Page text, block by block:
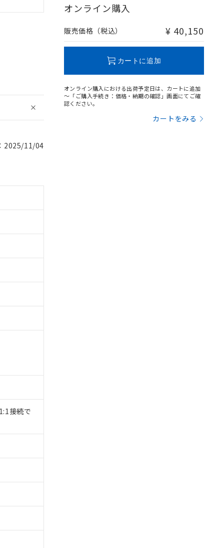
2025/11/04
接続で
オンライン購入
販売価格（税込） ¥ 40,150
カートに追加
オンライン購入における出荷予定日は、カートに追加
～「ご購入手続き：価格・納期の確認」画面にてご確
認ください。
カートをみる